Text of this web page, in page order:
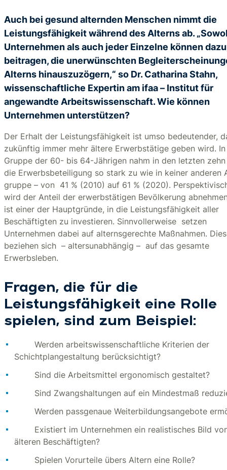
Auch bei gesund alternden Menschen nimmt die
Leistungsfähigkeit während des Alterns ab.
Unternehmen als auch jeder Einzelne können dazu
beitragen, die unerwünschten
Alterns hinauszuzögern,“ so Dr. Catharina Stahn,
wissenschaftliche Expertin am ifaa – Institut für
angewandte Arbeitswissenschaft. Wie können
Unternehmen unterstützen?
Der Erhalt der Leistungsfähigkeit ist umso bedeutender,
zukünftig immer mehr ältere Erwerbstätige geben wird.
Gruppe der 60- bis 64-Jährigen nahm in den letzten
die Erwerbsbeteiligung so stark zu wie in keiner anderen
gruppe – von 41 % (2010) auf 61 % (2020).
wird der Anteil der erwerbstätigen Bevölkerung
ist einer der Hauptgründe, in die Leistungsfähigkeit aller
Beschäftigten zu investieren. Sinnvollerweise setzen
Unternehmen dabei auf alternsgerechte Maßnahmen.
beziehen sich – altersunabhängig – auf das gesamte
Erwerbsleben.
Fragen, die für die
Leistungsfähigkeit eine Rolle
spielen, sind zum Beispiel:
Werden arbeitswissenschaftliche Kriterien der
Schichtplangestaltung berücksichtigt?
Sind die Arbeitsmittel ergonomisch gestaltet?
Sind Zwangshaltungen auf ein Mindestmaß
Werden passgenaue Weiterbildungsangebote
Existiert im Unternehmen ein realistisches Bild
älteren Beschäftigten?
Spielen Vorurteile übers Altern eine Rolle?